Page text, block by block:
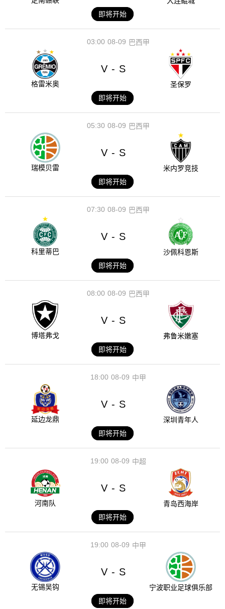
即将开始
08-09
03:00 巴西甲
格雷米奥
V - S
圣保罗
即将开始
08-09
05:30 巴西甲
瑞模贝雷
V - S
米内罗竞技
即将开始
08-09
07:30 巴西甲
科里蒂巴
V - S
沙佩科恩斯
即将开始
08-09
08:00 巴西甲
博塔弗戈
V - S
弗鲁米嫩塞
即将开始
08-09
18:00 中甲
延边龙鼎
V - S
深圳青年人
即将开始
08-09
19:00 中超
河南队
V - S
青岛西海岸
即将开始
08-09
19:00 中甲
无锡吴钩
V - S
宁波职业足球俱乐部
即将开始